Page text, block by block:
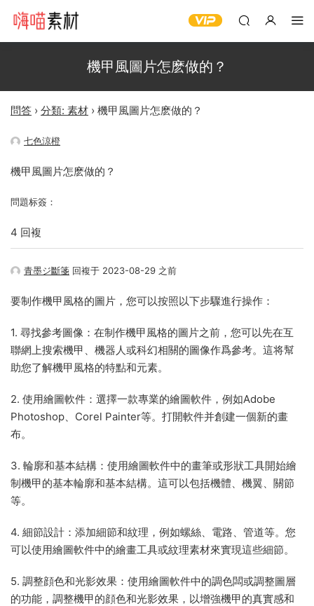
機甲風圖片怎麽做的？
問答 › 分類: 素材 › 機甲風圖片怎麽做的？
七色涼橙
機甲風圖片怎麽做的？
問題标簽：
4 回複
青墨ジ斷箋 回複于 2023-08-29 之前
要制作機甲風格的圖片，您可以按照以下步驟進行操作：
1. 尋找參考圖像：在制作機甲風格的圖片之前，您可以先在互
聯網上搜索機甲、機器人或科幻相關的圖像作爲參考。這将幫
助您了解機甲風格的特點和元素。
2. 使用繪圖軟件：選擇一款專業的繪圖軟件，例如Adobe
Photoshop、Corel Painter等。打開軟件并創建一個新的畫
布。
3. 輪廓和基本結構：使用繪圖軟件中的畫筆或形狀工具開始繪
制機甲的基本輪廓和基本結構。這可以包括機體、機翼、關節
等。
4. 細節設計：添加細節和紋理，例如螺絲、電路、管道等。您
可以使用繪圖軟件中的繪畫工具或紋理素材來實現這些細節。
5. 調整顔色和光影效果：使用繪圖軟件中的調色闆或調整圖層
的功能，調整機甲的顔色和光影效果，以增強機甲的真實感和